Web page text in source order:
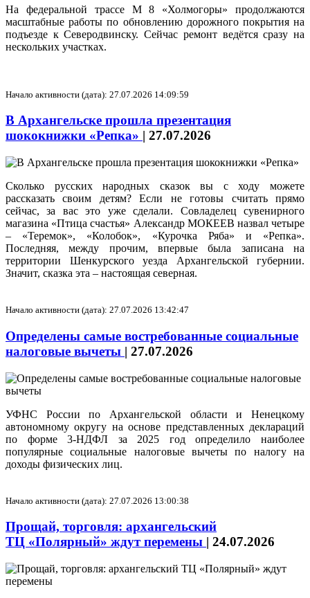
На федеральной трассе М 8 «Холмогоры» продолжаются
масштабные работы по обновлению дорожного покрытия на
подъезде к Северодвинску. Сейчас ремонт ведётся сразу на
нескольких участках.
Начало активности (дата): 27.07.2026 14:09:59
В Архангельске прошла презентация
шококнижки «Репка» | 27.07.2026
Сколько русских народных сказок вы с ходу можете
рассказать своим детям? Если не готовы считать прямо
сейчас, за вас это уже сделали. Совладелец сувенирного
магазина «Птица счастья» Александр МОКЕЕВ назвал четыре
– «Теремок», «Колобок», «Курочка Ряба» и «Репка».
Последняя, между прочим, впервые была записана на
территории Шенкурского уезда Архангельской губернии.
Значит, сказка эта – настоящая северная.
Начало активности (дата): 27.07.2026 13:42:47
Определены самые востребованные социальные
налоговые вычеты | 27.07.2026
УФНС России по Архангельской области и Ненецкому
автономному округу на основе представленных деклараций
по форме 3-НДФЛ за 2025 год определило наиболее
популярные социальные налоговые вычеты по налогу на
доходы физических лиц.
Начало активности (дата): 27.07.2026 13:00:38
Прощай, торговля: архангельский
ТЦ «Полярный» ждут перемены | 24.07.2026